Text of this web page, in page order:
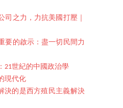
司之力，力抗美國打壓｜
要的啟示：盡一切民間力
21世紀的中國政治學
現代化
決的是西方殖民主義解決